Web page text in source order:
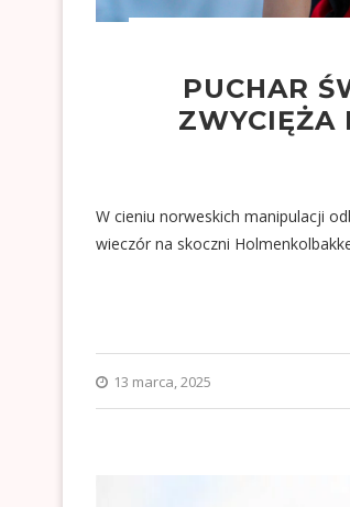
PUCHAR
ZWYCIĘŻA
W cieniu norweskich manipulacji
wieczór na skoczni
13 marca, 2025